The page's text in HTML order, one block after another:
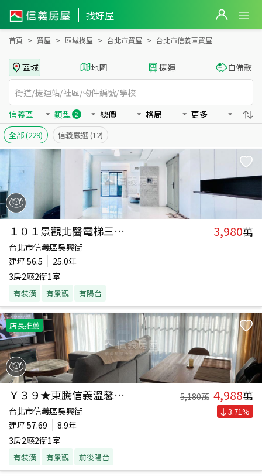
找好屋
台北市信義區買房：華廈、辦公房屋物件出售、房價分析
首頁 買屋 區域找屋 台北市買屋 台北市信義區買屋
區域 地圖 捷運 自備款
信義區 類型 2 總價 格局 更多
全部(229) 信義嚴選 (12)
１０１景觀北醫電梯三房車 3,980萬
台北市信義區吳興街
建坪 56.5
25.0年
3房2廳2衛1室
有裝潢 有景觀 有陽台
店長推薦
Ｙ３９★東騰信義溫馨三房 5,180萬 4,988萬
台北市信義區吳興街
建坪 57.69
8.9年
3房2廳2衛1室
有裝潢 有景觀 前後陽台
3.71%